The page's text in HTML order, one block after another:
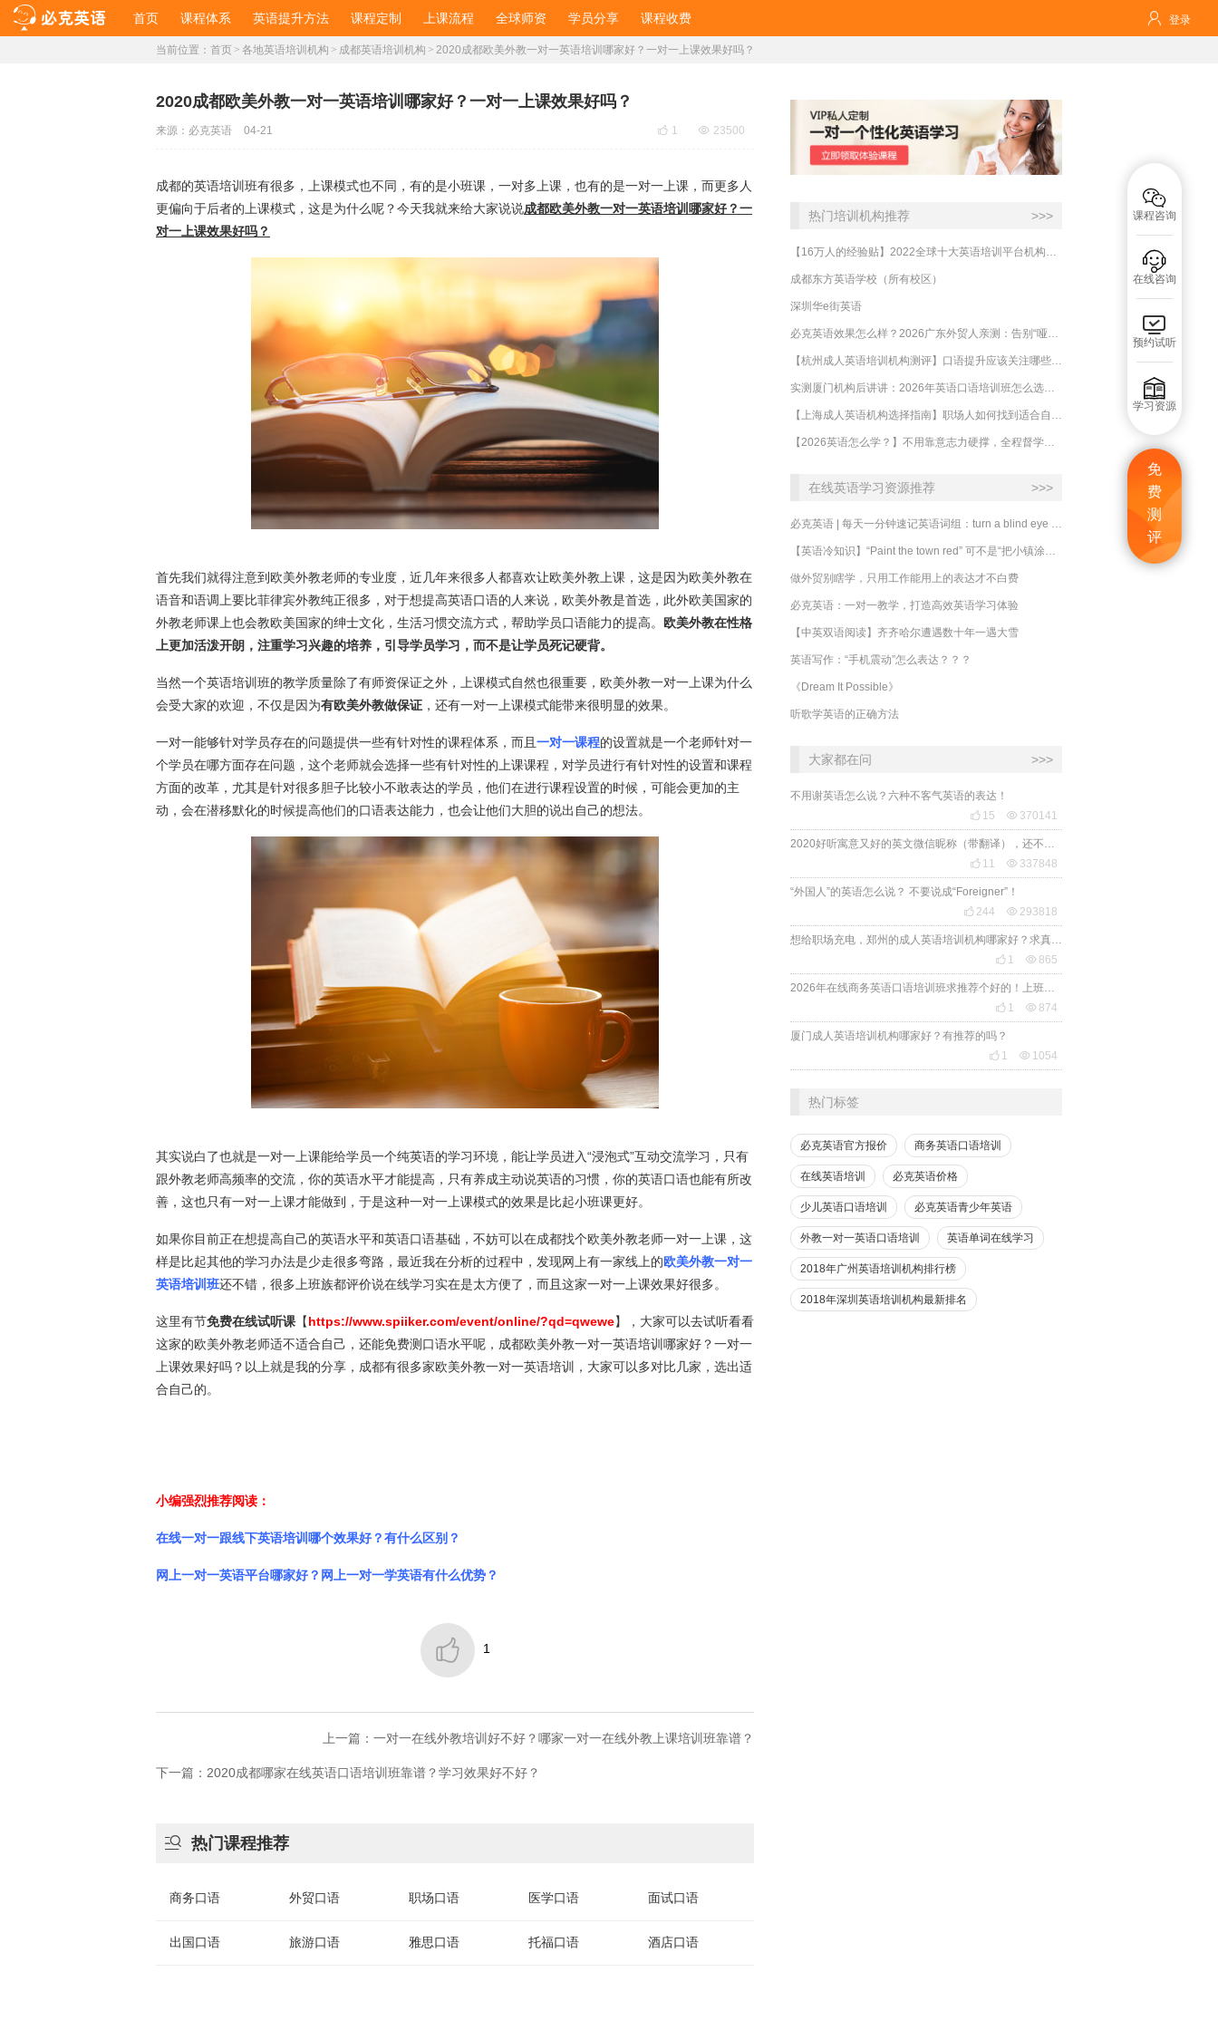
首页 课程体系 英语提升方法 课程定制 上课流程 全球师资 学员分享 课程收费  登录

课程咨询

在线咨询

预约试听

学习资源
免
费
测
评
当前位置： 首页 > 各地英语培训机构 > 成都英语培训机构 > 2020成都欧美外教一对一英语培训哪家好？一对一上课效果好吗？
2020成都欧美外教一对一英语培训哪家好？一对一上课效果好吗？
 1  23500
来源： 必克英语 04-21
成都的英语培训班有很多，上课模式也不同，有的是小班课，一对多上课，也有的是一对一上课，而更多人
更偏向于后者的上课模式，这是为什么呢？今天我就来给大家说说成都欧美外教一对一英语培训哪家好？一
对一上课效果好吗？
首先我们就得注意到欧美外教老师的专业度，近几年来很多人都喜欢让欧美外教上课，这是因为欧美外教在
语音和语调上要比菲律宾外教纯正很多，对于想提高英语口语的人来说，欧美外教是首选，此外欧美国家的
外教老师课上也会教欧美国家的绅士文化，生活习惯交流方式，帮助学员口语能力的提高。 欧美外教在性格
上更加活泼开朗，注重学习兴趣的培养，引导学员学习，而不是让学员死记硬背。
当然一个英语培训班的教学质量除了有师资保证之外，上课模式自然也很重要，欧美外教一对一上课为什么
会受大家的欢迎，不仅是因为有欧美外教做保证 ，还有一对一上课模式能带来很明显的效果。
一对一能够针对学员存在的问题提供一些有针对性的课程体系，而且 一对一课程的设置就是一个老师针对一
个学员在哪方面存在问题，这个老师就会选择一些有针对性的上课课程，对学员进行有针对性的设置和课程
方面的改革，尤其是针对很多胆子比较小不敢表达的学员，他们在进行课程设置的时候，可能会更加的主
动，会在潜移默化的时候提高他们的口语表达能力，也会让他们大胆的说出自己的想法。
其实说白了也就是一对一上课能给学员一个纯英语的学习环境，能让学员进入“浸泡式”互动交流学习，只有
跟外教老师高频率的交流，你的英语水平才能提高，只有养成主动说英语的习惯，你的英语口语也能有所改
善，这也只有一对一上课才能做到，于是这种一对一上课模式的效果是比起小班课更好。
如果你目前正在想提高自己的英语水平和英语口语基础，不妨可以在成都找个欧美外教老师一对一上课，这
样是比起其他的学习办法是少走很多弯路，最近我在分析的过程中，发现网上有一家线上的欧美外教一对一
英语培训班还不错，很多上班族都评价说在线学习实在是太方便了，而且这家一对一上课效果好很多。
这里有节免费在线试听课 【https://www.spiiker.com/event/online/?qd=qwewe】，大家可以去试听看看
这家的欧美外教老师适不适合自己，还能免费测口语水平呢，成都欧美外教一对一英语培训哪家好？一对一
上课效果好吗？以上就是我的分享，成都有很多家欧美外教一对一英语培训，大家可以多对比几家，选出适
合自己的。
小编强烈推荐阅读：
在线一对一跟线下英语培训哪个效果好？有什么区别？
网上一对一英语平台哪家好？网上一对一学英语有什么优势？
 1
上一篇：一对一在线外教培训好不好？哪家一对一在线外教上课培训班靠谱？
下一篇：2020成都哪家在线英语口语培训班靠谱？学习效果好不好？
 热门课程推荐
商务口语 外贸口语 职场口语 医学口语 面试口语
出国口语 旅游口语 雅思口语 托福口语 酒店口语
热门培训机构推荐 >>>
成都东方英语学校（所有校区）
深圳华e街英语
在线英语学习资源推荐 >>>
做外贸别瞎学，只用工作能用上的表达才不白费
必克英语：一对一教学，打造高效英语学习体验
【中英双语阅读】齐齐哈尔遭遇数十年一遇大雪
英语写作：“手机震动”怎么表达？？？
《Dream It Possible》
听歌学英语的正确方法
大家都在问 >>>
不用谢英语怎么说？六种不客气英语的表达！
 15  370141
 11  337848
“外国人”的英语怎么说？ 不要说成“Foreigner”！
 244  293818
 1  865
 1  874
厦门成人英语培训机构哪家好？有推荐的吗？
 1  1054
热门标签
必克英语官方报价 商务英语口语培训
在线英语培训 必克英语价格
少儿英语口语培训 必克英语青少年英语
外教一对一英语口语培训 英语单词在线学习
2018年广州英语培训机构排行榜
2018年深圳英语培训机构最新排名